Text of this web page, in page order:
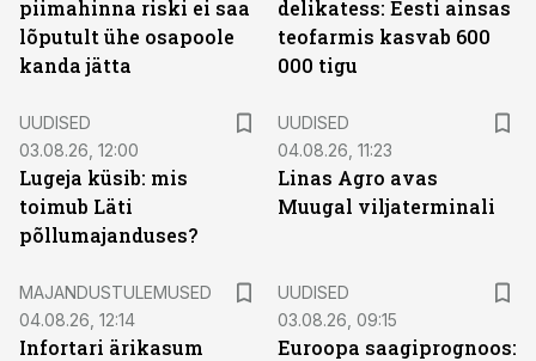
piimahinna riski ei saa
lõputult ühe osapoole
kanda jätta
delikatess: Eesti ainsas
teofarmis kasvab 600
000 tigu
UUDISED
03.08.26, 12:00
Lugeja küsib: mis
toimub Läti
põllumajanduses?
UUDISED
04.08.26, 11:23
Linas Agro avas
Muugal viljaterminali
MAJANDUSTULEMUSED
04.08.26, 12:14
Infortari ärikasum
UUDISED
03.08.26, 09:15
Euroopa saagiprognoos: